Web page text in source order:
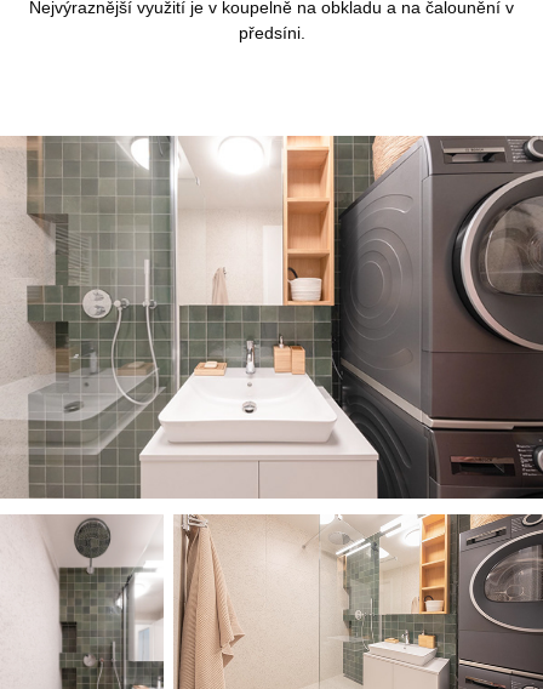
Nejvýraznější využití je v koupelně na obkladu a na čalounění v
předsíni.